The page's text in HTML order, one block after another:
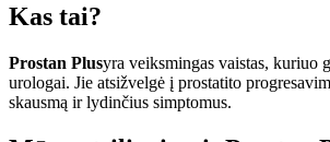
Kas tai?
Prostan Plusyra veiksmingas vaistas, kuriuo
urologai. Jie atsižvelgė į prostatito
skausmą ir lydinčius simptomus.